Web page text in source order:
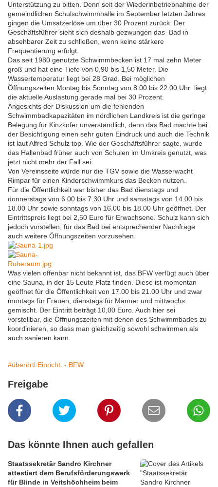
Unterstützung zu bitten. Denn seit der Wiederinbetriebnahme der
gemeindlichen Schulschwimmhalle im September letzten Jahres
gingen die Umsatzerlöse um über 30 Prozent zurück. Der
Geschäftsführer sieht sich deshalb gezwungen das Bad in
absehbarer Zeit zu schließen, wenn keine stärkere
Frequentierung erfolgt.
Das seit 1980 genutzte Schwimmbecken ist 17 mal zehn Meter
groß und hat eine Tiefe von 0,90 bis 1,50 Meter. Die
Wassertemperatur liegt bei 28 Grad. Bei möglichen
Öffnungszeiten Montag bis Sonntag von 8.00 bis 22.00 Uhr liegt
die aktuelle Auslastung gerade mal bei 30 Prozent.
Angesichts der Diskussion um die fehlenden
Schwimmbadkapazitäten im nördlichen Landkreis ist die geringe
Belegung für Kinzkofer unverständlich, denn das Bad machte bei
der Besichtigung einen sehr guten Eindruck und auch die Technik
ist laut Alfred Schulz top. Wie der Geschäftsführer sagte, wurde
das Hallenbad früher auch von Schulen im Umkreis genutzt, was
jetzt nicht mehr der Fall sei.
Von Vereinsseite würde nur die TGV sowie die Wasserwacht
Rimpar für einen Kinderschwimmkurs das Becken nutzen.
Für die Öffentlichkeit war bisher das Bad dienstags und
donnerstags von 6.00 bis 7.30 Uhr und samstags von 14.00 bis
18.00 Uhr sowie sonntags von 16.00 bis 18.00 Uhr geöffnet. Der
Eintrittspreis liegt bei 2,50 Euro für Erwachsene. Schulz kann sich
jedoch vorstellen, für das Bad bei entsprechender Nachfrage
auch weitere Öffnungszeiten vorzusehen.
Was vielen offenbar nicht bekannt ist, das BFW verfügt auch über
eine Sauna, in der 15 Leute Platz finden. Diese ist momentan
geöffnet für die Öffentlichkeit von 17.00 bis 21.00 Uhr und zwar
montags für Frauen, dienstags für Männer und mittwochs
gemischt. Der Eintritt beträgt 10,00 Euro. Auch hier sei
vorstellbar, die Öffnungszeiten mit denen des Schwimmbades zu
koordinieren, so dass man gleichzeitig sowohl schwimmen als
auch sanieren kann.
#überörtl.Einricht. - BFW
Freigabe
Das könnte Ihnen auch gefallen
Staatssekretär Sandro Kirchner
attestiert dem Berufsförderungswerk
für Blinde in Veitshöchheim beim